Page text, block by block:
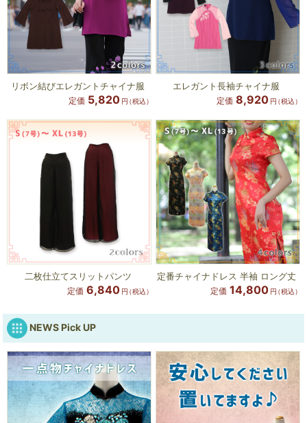
リボン結びエレガントチャイナ服
定価 5,820円（税込）
エレガント長袖チャイナ服
定価 8,920円（税込）
二枚仕立てスリットパンツ
定価 6,840円（税込）
定番チャイナドレス 半袖 ロング丈
定価 14,800円（税込）
NEWS Pick UP